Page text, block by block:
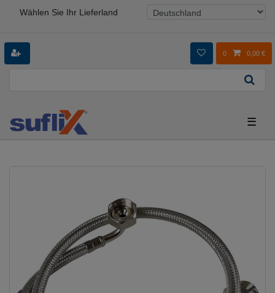
Wählen Sie Ihr Lieferland
0 0,00 €
☰